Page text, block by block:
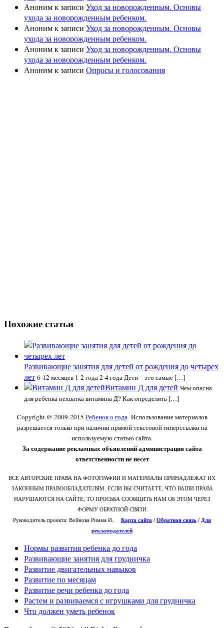
Анонимк записи Уход за новорожденным. Основы
ухода за новорожденным ребенком.
Анонимк записи Уход за новорожденным. Основы
ухода за новорожденным ребенком.
Анонимк записи Уход за новорожденным. Основы
ухода за новорожденным ребенком.
Анонимк записи Опросы и голосования
Похожие статьи
Развивающие занятия для детей от рождения до четырех
лет 6-12 месяцев 1-2 года 2-4 года Дети – это самые […]
Витамин Д для детей Чем опасна
для ребёнка нехватка витамина Д? Как определить […]
Copyright @ 2009-2015 Ребенок о годаИспользование материалов
разрешается только при наличии прямой текстовой гиперссылки на
используемую статью сайта.
За содержание рекламных объявлений администрация сайта
ответственности не несет
ВСЕ АВТОРСКИЕ ПРАВА НА ФОТОГРАФИИ И МАТЕРИАЛЫ ПРИНАДЛЕЖАТ ИХ
ЗАКОННЫМ ПРАВООБЛАДАТЕЛЯМ. ЕСЛИ ВЫ СЧИТАЕТЕ, ЧТО ВАШИ ПРАВА
НАРУШАЮТСЯ НА САЙТЕ, ТО ПРОСЬБА СООБЩИТЬ НАМ ОБ ЭТОМ ЧЕРЕЗ
ФОРМУ ОБРАТНОЙ СВЯЗИ
Руководитель проекта: Войнова Римма И. Карта сайта / Обратная связь / Для
рекламодателей
Нормы развития ребенка до года
Развивающие занятия для грудничка
Развитие двигательных навыков
Развитие по месяцам
Развитие речи ребенка до года
Растем и развиваемся с игрушками для грудничка
Что должен уметь ребенок